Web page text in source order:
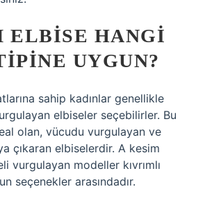
ELBISE HANGI
UYGUN?
sahip kadınlar genellikle
elbiseler seçebilirler. Bu
olan, vücudu vurgulayan ve
çıkaran elbiselerdir. A kesim
vurgulayan modeller kıvrımlı
seçenekler arasındadır.